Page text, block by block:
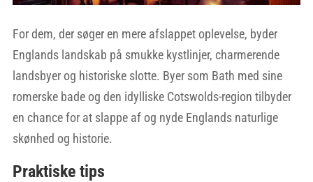
For dem, der søger en mere afslappet oplevelse, byder
Englands landskab på smukke kystlinjer, charmerende
landsbyer og historiske slotte. Byer som Bath med sine
romerske bade og den idylliske Cotswolds-region tilbyder
en chance for at slappe af og nyde Englands naturlige
skønhed og historie.
Praktiske tips